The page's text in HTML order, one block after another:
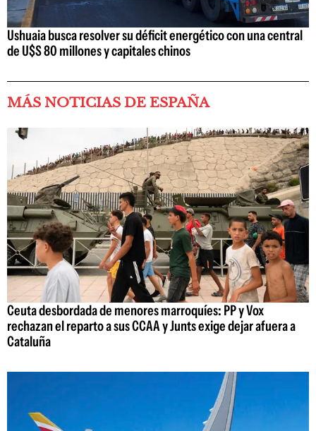
Ushuaia busca resolver su déficit energético con una central
de U$S 80 millones y capitales chinos
MÁS NOTICIAS DE ESPAÑA
Ceuta desbordada de menores marroquíes: PP y Vox
rechazan el reparto a sus CCAA y Junts exige dejar afuera a
Cataluña